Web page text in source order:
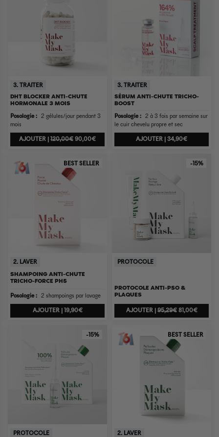
3. TRAITER
DHT BLOCKER ANTI-CHUTE
HORMONALE 3 MOIS
Posologie :
2 gélules/jour pendant 3
mois
AJOUTER | 120,00€ 90,00€
3. TRAITER
SÉRUM ANTI-CHUTE TRICHO-
BOOST
Posologie :
2 à 3 fois par semaine sur
le cuir chevelu propre et sec
AJOUTER | 34,90€
BEST SELLER
2. LAVER
SHAMPOING ANTI-CHUTE
TRICHO-FORCE PH5
Posologie : 2 shampoings par lavage
AJOUTER | 19,90€
-15%
PROTOCOLE
PROTOCOLE ANTI-PSO &
PLAQUES
AJOUTER |95,29€ 81,00€
-15%
PROTOCOLE
BEST SELLER
2. LAVER